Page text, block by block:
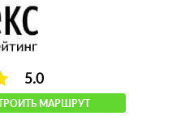
5.0
МАРШРУТ